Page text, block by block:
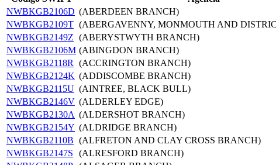
NWBKGB2106D (ABERDEEN BRANCH)
NWBKGB2109T (ABERGAVENNY, MONMOUTH AND
NWBKGB2149Z (ABERYSTWYTH BRANCH)
NWBKGB2106M (ABINGDON BRANCH)
NWBKGB2118R
(ACCRINGTON BRANCH)
NWBKGB2124K (ADDISCOMBE BRANCH)
NWBKGB2115U (AINTREE, BLACK BULL)
NWBKGB2146V (ALDERLEY EDGE)
NWBKGB2130A (ALDERSHOT BRANCH)
NWBKGB2154Y (ALDRIDGE BRANCH)
NWBKGB2110B (ALFRETON AND CLAY CROSS BRANCH)
NWBKGB2147S
(ALRESFORD BRANCH)